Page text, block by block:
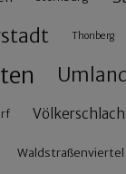
Thonberg
Umland
Waldstraßenviertel